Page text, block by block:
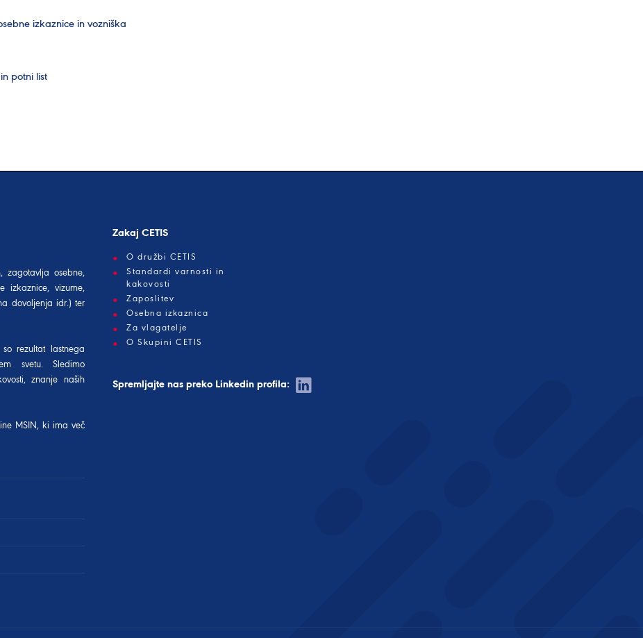
izkaznice in vozniška
potni list
zagotavlja osebne,
izkaznice, vizume,
dovoljenja idr.) ter
rezultat lastnega
svetu. Sledimo
znanje naših
MSIN , ki ima več
Zakaj CETIS
O družbi CETIS
Standardi varnosti in
kakovosti
Zaposlitev
Osebna izkaznica
Za vlagatelje
O Skupini CETIS
Spremljajte nas preko Linkedin profila: